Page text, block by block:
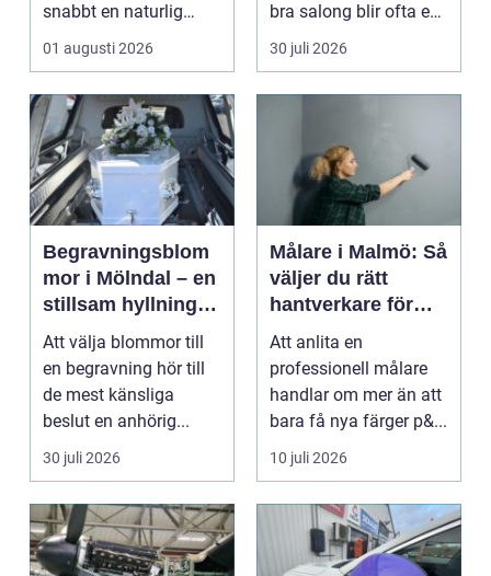
snabbt en naturlig
mötesplats för...
01 augusti 2026
bra salong blir ofta en
trygg punkt i...
30 juli 2026
Begravningsblom
mor i Mölndal – en
stillsam hyllning i
livets svåraste
stund
Att välja blommor till
en begravning hör till
de mest känsliga
beslut en anhörig...
30 juli 2026
Målare i Malmö: Så
väljer du rätt
hantverkare för
hem och fasad
Att anlita en
professionell målare
handlar om mer än att
bara få nya färger p&...
10 juli 2026